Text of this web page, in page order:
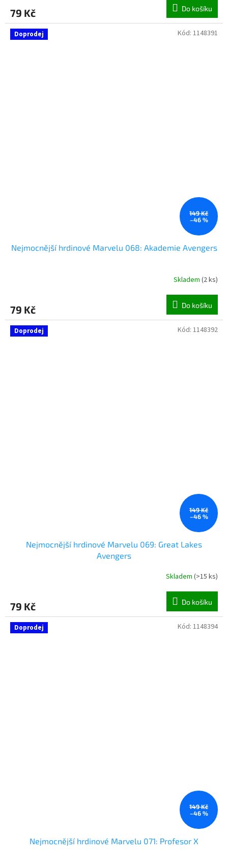
79 Kč Do košíku
Doprodej
149 Kč
–46 %
Nejmocnější hrdinové Marvelu 068: Akademie Avengers
Skladem (2 ks)
79 Kč Do košíku
Kód: 1148391
Doprodej
149 Kč
–46 %
Nejmocnější hrdinové Marvelu 069: Great Lakes
Avengers
Skladem (>15 ks)
79 Kč Do košíku
Kód: 1148392
Doprodej
149 Kč
–46 %
Nejmocnější hrdinové Marvelu 071: Profesor X
Kód: 1148394